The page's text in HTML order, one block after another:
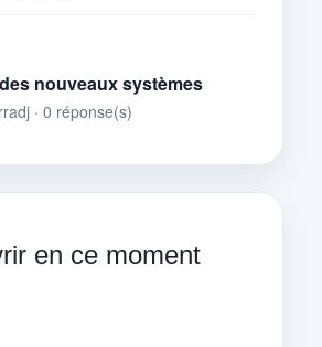
nouveaux systèmes
· 0 réponse(s)
en ce moment